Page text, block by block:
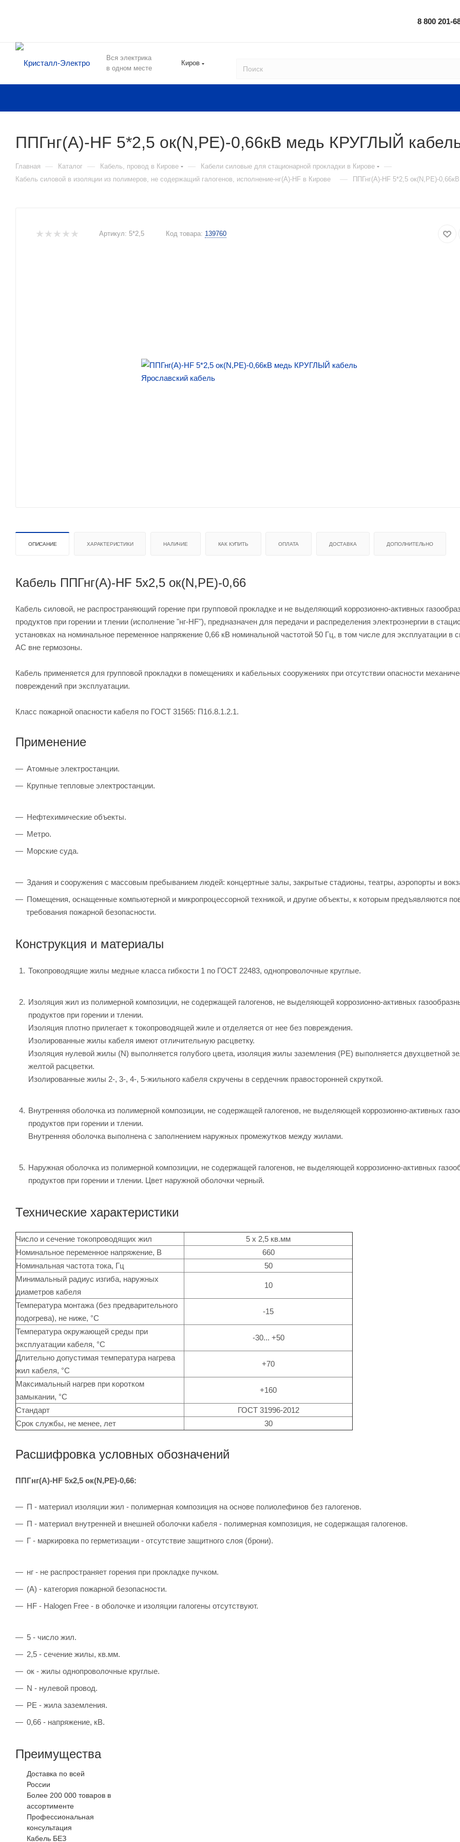
8 800 201-
Вся электрика
в одном месте
Киров
ППГнг(А)-HF 5*2,5 ок(N,PE)-0,66кВ медь КРУГЛЫЙ
Главная — Каталог — Кабель, провод в Кирове — Кабели силовые для стационарной прокладки в Кирове —
Кабель силовой в изоляции из полимеров, не содержащий галогенов, исполнение-нг(А)-HF в Кирове — ППГнг(А)-HF 5*2,5 ок(N,PE)-
Артикул: 5*2,5 Код товара: 139760
ОПИСАНИЕ ХАРАКТЕРИСТИКИ НАЛИЧИЕ КАК КУПИТЬ ОПЛАТА ДОСТАВКА ДОПОЛНИТЕЛЬНО
Кабель ППГнг(А)-HF 5х2,5 ок(N,PE)-0,66
Кабель силовой, не распространяющий горение при групповой прокладке и не выделяющий коррозионно-активных
продуктов при горении и тлении (исполнение "нг-HF"), предназначен для передачи и распределения электроэнергии в
установках на номинальное переменное напряжение 0,66 кВ номинальной частотой 50 Гц, в том числе для эксплуатации в
АС вне гермозоны.
Кабель применяется для групповой прокладки в помещениях и кабельных сооружениях при отсутствии опасности
повреждений при эксплуатации.
Класс пожарной опасности кабеля по ГОСТ 31565: П1б.8.1.2.1.
Применение
Атомные электростанции.
Крупные тепловые электростанции.
Нефтехимические объекты.
Метро.
Морские суда.
Здания и сооружения с массовым пребыванием людей: концертные залы, закрытые стадионы, театры, аэропорты и
Помещения, оснащенные компьютерной и микропроцессорной техникой, и другие объекты, к которым предъявляются
требования пожарной безопасности.
Конструкция и материалы
Токопроводящие жилы медные класса гибкости 1 по ГОСТ 22483, однопроволочные круглые.
Изоляция жил из полимерной композиции, не содержащей галогенов, не выделяющей коррозионно-активных
продуктов при горении и тлении.
Изоляция плотно прилегает к токопроводящей жиле и отделяется от нее без повреждения.
Изолированные жилы кабеля имеют отличительную расцветку.
Изоляция нулевой жилы (N) выполняется голубого цвета, изоляция жилы заземления (PE) выполняется двухцветной
желтой расцветки.
Изолированные жилы 2-, 3-, 4-, 5-жильного кабеля скручены в сердечник правосторонней скруткой.
Внутренняя оболочка из полимерной композиции, не содержащей галогенов, не выделяющей коррозионно-активных
продуктов при горении и тлении.
Внутренняя оболочка выполнена с заполнением наружных промежутков между жилами.
Наружная оболочка из полимерной композиции, не содержащей галогенов, не выделяющей коррозионно-активных
продуктов при горении и тлении. Цвет наружной оболочки черный.
Технические характеристики
Число и сечение токопроводящих жил
5 х 2,5 кв.мм
Номинальное переменное напряжение, В
660
Номинальная частота тока, Гц
50
Минимальный радиус изгиба, наружных
диаметров кабеля
10
Температура монтажа (без предварительного
подогрева), не ниже, °C
-15
Температура окружающей среды при
эксплуатации кабеля, °C
-30... +50
Длительно допустимая температура нагрева
жил кабеля, °C
+70
Максимальный нагрев при коротком
замыкании, °C
+160
Стандарт
ГОСТ 31996-2012
Срок службы, не менее, лет
30
Расшифровка условных обозначений
ППГнг(А)-HF 5х2,5 ок(N,PE)-0,66:
П - материал изоляции жил - полимерная композиция на основе полиолефинов без галогенов.
П - материал внутренней и внешней оболочки кабеля - полимерная композиция, не содержащая галогенов.
Г - маркировка по герметизации - отсутствие защитного слоя (брони).
нг - не распространяет горения при прокладке пучком.
(А) - категория пожарной безопасности.
HF - Halogen Free - в оболочке и изоляции галогены отсутствуют.
5 - число жил.
2,5 - сечение жилы, кв.мм.
ок - жилы однопроволочные круглые.
N - нулевой провод.
PE - жила заземления.
0,66 - напряжение, кВ.
Преимущества
Доставка по всей
России
Более 200 000 товаров в
ассортименте
Профессиональная
консультация
Кабель БЕЗ